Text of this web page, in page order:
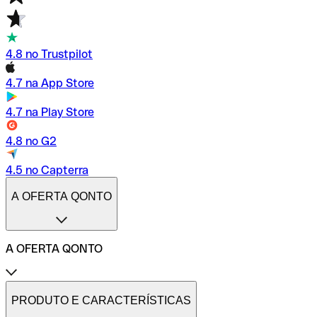
4.8 no Trustpilot
4.7 na App Store
4.7 na Play Store
4.8 no G2
4.5 no Capterra
A OFERTA QONTO
A OFERTA QONTO
Tarifas
Conta profissional online
PRODUTO E CARACTERÍSTICAS